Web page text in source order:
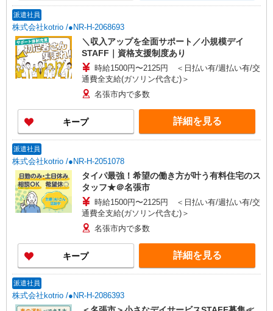
派遣社員
株式会社kotrio /●NR-H-2068693
＼収入アップを全面サポート／小規模デイ
STAFF｜資格支援制度あり
時給1500円〜2125円 ＜日払い有/週払い有/交
通費全支給(ガソリン代含む)＞
名張市内で多数
キープ 詳細を見る
派遣社員
株式会社kotrio /●NR-H-2051078
タイパ最強！希望の働き方が叶う有料住宅のス
タッフ★＠名張市
時給1500円〜2125円 ＜日払い有/週払い有/交
通費全支給(ガソリン代含む)＞
名張市内で多数
キープ 詳細を見る
派遣社員
株式会社kotrio /●NR-H-2086393